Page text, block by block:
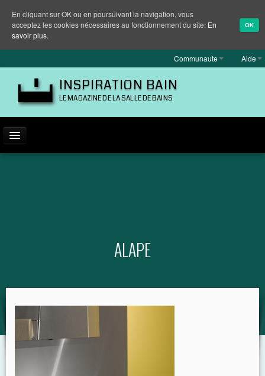
Communaute Aide
INSPIRATION BAIN
LE MAGAZINE DE LA SALLE DE BAINS
GUIDE
ALAPE
En cliquant sur OK ou en poursuivant la navigation, vous
acceptez les cookies nécessaires au fonctionnement du site: En
savoir plus.
OK